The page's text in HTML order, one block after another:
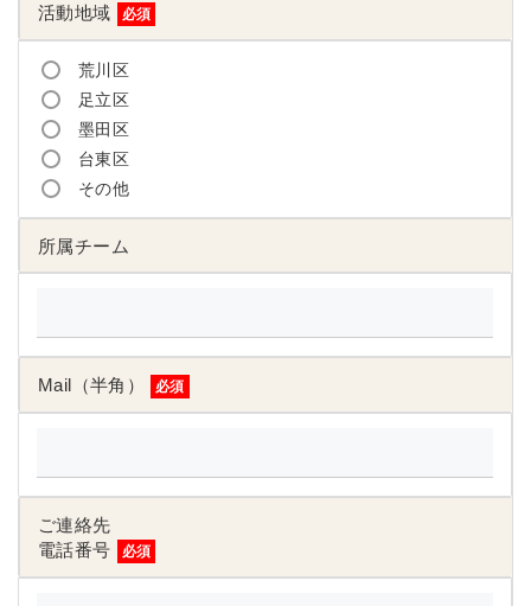
活動地域 必須
荒川区
足立区
墨田区
台東区
その他
所属チーム
Mail（半角） 必須
ご連絡先
電話番号
必須